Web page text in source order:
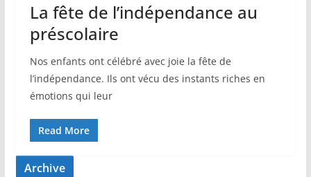
La fête de l’indépendance au
préscolaire
Nos enfants ont célébré avec joie la fête de
l’indépendance. Ils ont vécu des instants riches en
émotions qui leur
Read More
Archive